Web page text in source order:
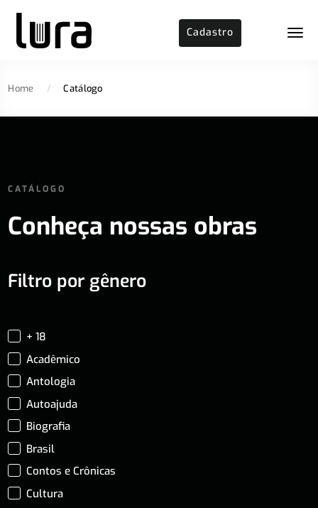
Cadastro
Home / Catálogo
CATÁLOGO
Conheça nossas obras
Filtro por gênero
+ 18
Acadêmico
Antologia
Autoajuda
Biografia
Brasil
Contos e Crônicas
Cultura